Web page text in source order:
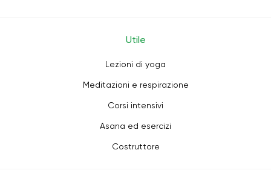
Utile
Lezioni di yoga
Meditazioni e respirazione
Corsi intensivi
Asana ed esercizi
Costruttore